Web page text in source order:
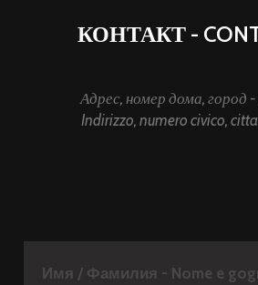
КОНТАКТ -
Адрес, номер дома, город
Indirizzo, numero civico,